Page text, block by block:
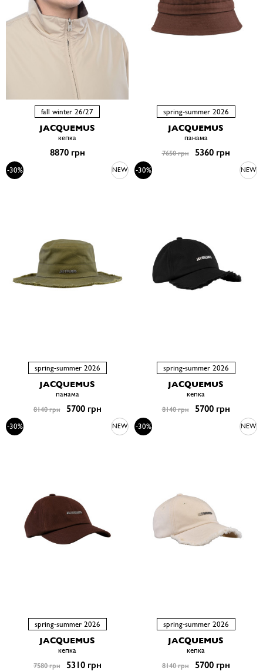
fall winter 26/27
JACQUEMUS
кепка
8870 грн
spring-summer 2026
JACQUEMUS
панама
7650 грн 5360 грн
-30% NEW
spring-summer 2026
JACQUEMUS
панама
8140 грн 5700 грн
-30% NEW
spring-summer 2026
JACQUEMUS
кепка
8140 грн 5700 грн
-30% NEW
spring-summer 2026
JACQUEMUS
кепка
7580 грн 5310 грн
-30% NEW
spring-summer 2026
JACQUEMUS
кепка
8140 грн 5700 грн